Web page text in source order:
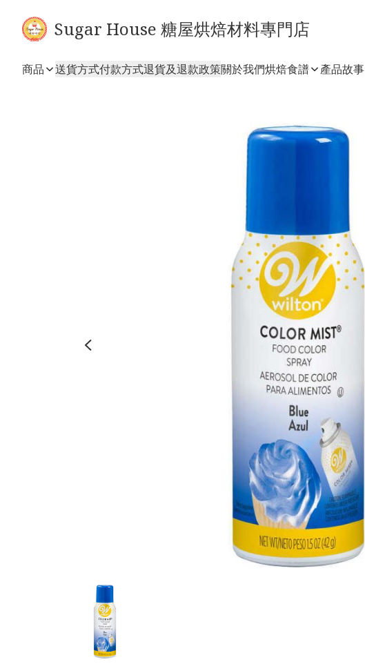
Sugar House 糖屋烘焙材料專門店
商品 送貨方式付款方式退貨及退款政策關於我們烘焙食譜 產品故事